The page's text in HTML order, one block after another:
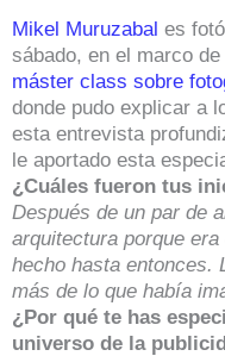
Mikel Muruzabal es
sábado, en el marco
máster class sobre
donde pudo explicar a
esta entrevista
le aportado esta
¿Cuáles fueron tus
Después de un par de
arquitectura porque
hecho hasta entonces.
más de lo que había
¿Por qué te has
universo de la